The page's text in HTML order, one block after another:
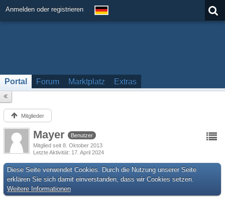
Anmelden oder registrieren
Portal Forum Marktplatz Extras
Mitglieder
Mayer
Benutzer
Mitglied seit 8. Oktober 2013
Letzte Aktivität 17. April 2024
Diese Seite verwendet Cookies. Durch die Nutzung unserer Seite
erklären Sie sich damit einverstanden, dass wir Cookies setzen.
Weitere Informationen